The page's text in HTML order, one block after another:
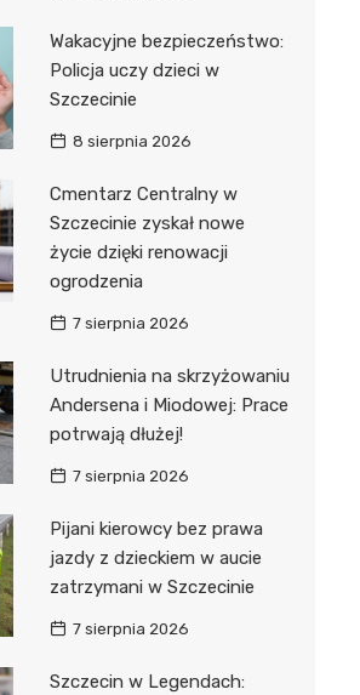
Wakacyjne bezpieczeństwo:
Policja uczy dzieci w
Szczecinie
8 sierpnia 2026
Cmentarz Centralny w
Szczecinie zyskał nowe
życie dzięki renowacji
ogrodzenia
7 sierpnia 2026
Utrudnienia na skrzyżowaniu
Andersena i Miodowej: Prace
potrwają dłużej!
7 sierpnia 2026
Pijani kierowcy bez prawa
jazdy z dzieckiem w aucie
zatrzymani w Szczecinie
7 sierpnia 2026
Szczecin w Legendach: